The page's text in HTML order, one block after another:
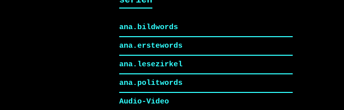
ana.bildwords
ana.erstewords
ana.lesezirkel
ana.politwords
Audio-Video